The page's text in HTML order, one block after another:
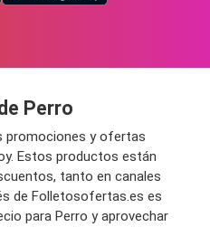
Perro
promociones y ofertas
Estos productos están
tanto en canales
de Folletosofertas.es es
para Perro y aprovechar